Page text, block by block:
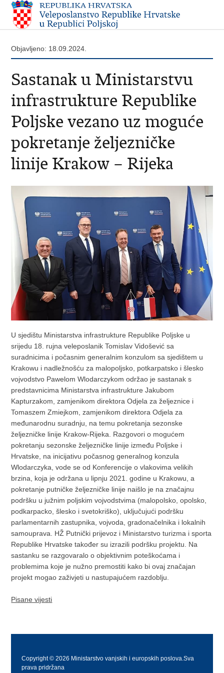
Objavljeno: 18.09.2024.
Sastanak u Ministarstvu
infrastrukture Republike
Poljske vezano uz moguće
pokretanje željezničke
linije Krakow – Rijeka
U sjedištu Ministarstva infrastrukture Republike Poljske u
srijedu 18. rujna veleposlanik Tomislav Vidošević sa
suradnicima i počasnim generalnim konzulom sa sjedištem u
Krakowu i nadležnošću za malopoljsko, potkarpatsko i šlesko
vojvodstvo Pawelom Wlodarczykom održao je sastanak s
predstavnicima Ministarstva infrastrukture Jakubom
Kapturzakom, zamjenikom direktora Odjela za željeznice i
Tomaszem Zmiejkom, zamjenikom direktora Odjela za
međunarodnu suradnju, na temu pokretanja sezonske
željezničke linije Krakow-Rijeka. Razgovori o mogućem
pokretanju sezonske željezničke linije između Poljske i
Hrvatske, na inicijativu počasnog generalnog konzula
Wlodarczyka, vode se od Konferencije o vlakovima velikih
brzina, koja je održana u lipnju 2021. godine u Krakowu, a
pokretanje putničke željezničke linije naišlo je na značajnu
podršku u južnim poljskim vojvodstvima (malopolsko, opolsko,
podkarpacko, šlesko i svetokriško), uključujući podršku
parlamentarnih zastupnika, vojvoda, gradonačelnika i lokalnih
samouprava. HŽ Putnički prijevoz i Ministarstvo turizma i sporta
Republike Hrvatske također su izrazili podršku projektu. Na
sastanku se razgovaralo o objektivnim poteškoćama i
problemima koje je nužno premostiti kako bi ovaj značajan
projekt mogao zaživjeti u nastupajućem razdoblju.
Pisane vijesti
Copyright © 2026 Ministarstvo vanjskih i europskih poslova.Sva
prava pridržana